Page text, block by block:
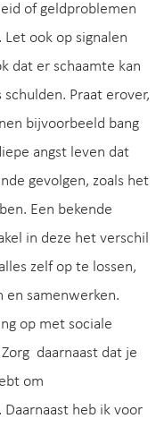
of geldproblemen
ook op signalen
dat er schaamte kan
Praat erover,
bijvoorbeeld bang
angst leven dat
gevolgen, zoals het
Een bekende
in deze het verschil
zelf op te lossen,
en samenwerken.
op met sociale
daarnaast dat je
om
heb ik voor